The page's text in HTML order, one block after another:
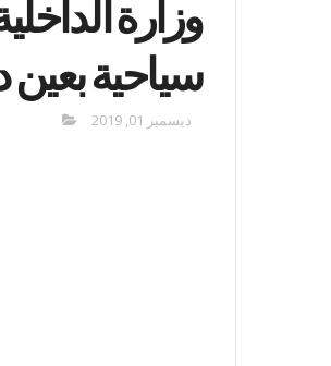
وزارة
سياحية بعين
ديسمبر 01, 2019